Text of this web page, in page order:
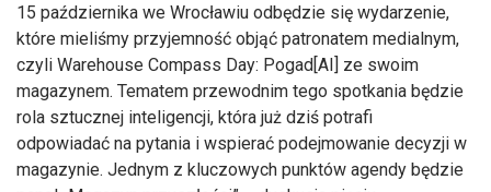
15 października we Wrocławiu odbędzie się wydarzenie,
które mieliśmy przyjemność objąć patronatem medialnym,
czyli Warehouse Compass Day: Pogad[AI] ze swoim
magazynem. Tematem przewodnim tego spotkania będzie
rola sztucznej inteligencji, która już dziś potrafi
odpowiadać na pytania i wspierać podejmowanie decyzji w
magazynie. Jednym z kluczowych punktów agendy będzie